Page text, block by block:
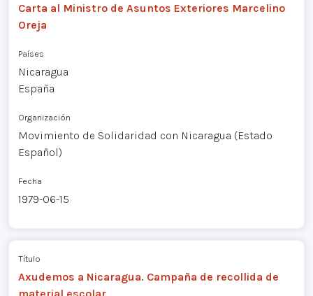
Carta al Ministro de Asuntos Exteriores Marcelino
Oreja
Países
Nicaragua
España
Organización
Movimiento de Solidaridad con Nicaragua (Estado
Español)
Fecha
1979-06-15
Título
Axudemos a Nicaragua. Campaña de recollida de
material escolar